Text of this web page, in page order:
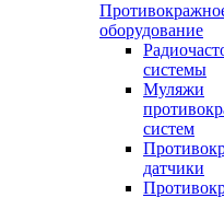
оборудование
системы
Муляжи
систем
датчики